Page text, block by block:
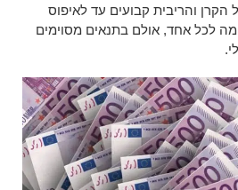
הקרן והריבית קבועים עד לאיפוס
לכל אחד, אולם בתנאים מסוימים